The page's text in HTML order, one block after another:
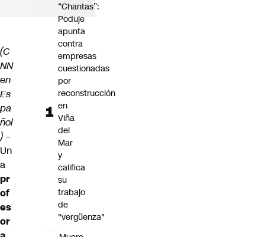
(C
NN
en
Es
pa
ñol
) –
Un
a
pr
of
es
or
“Chantas”:
Poduje
apunta
contra
empresas
cuestionadas
por
reconstrucción
en
Viña
del
Mar
y
califica
su
trabajo
de
"vergüenza"